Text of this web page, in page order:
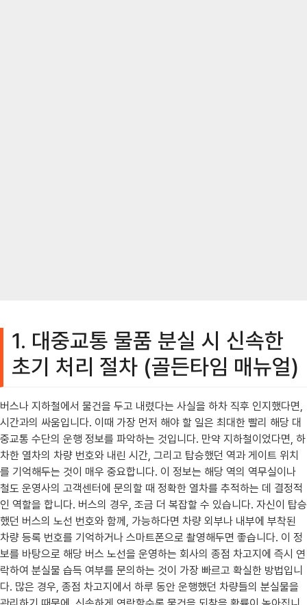
1. 대중교통 물품 분실 시 신속한
초기 처리 절차 (골든타임 매뉴얼)
버스나 지하철에서 물건을 두고 내렸다는 사실을 하차 직후 인지했다면,
시간과의 싸움입니다. 이때 가장 먼저 해야 할 일은 최대한 빨리 해당 대
중교통 수단의 운행 정보를 파악하는 것입니다. 만약 지하철이었다면, 하
차한 열차의 차량 번호와 내린 시간, 그리고 탑승했던 역과 게이트 위치
를 기억해두는 것이 매우 중요합니다. 이 정보는 해당 역의 역무실이나
철도 운영사의 고객센터에 문의할 때 정확한 열차를 추적하는 데 결정적
인 역할을 합니다. 버스의 경우, 조금 더 복잡할 수 있습니다. 자신이 탑승
했던 버스의 노선 번호와 함께, 가능하다면 차량 외부나 내부에 부착된
차량 등록 번호를 기억하거나 스마트폰으로 촬영해두면 좋습니다. 이 정
보를 바탕으로 해당 버스 노선을 운영하는 회사의 종점 차고지에 즉시 연
락하여 분실물 습득 여부를 문의하는 것이 가장 빠르고 확실한 방법입니
다. 많은 경우, 종점 차고지에서 하루 동안 운행했던 차량들의 분실물을